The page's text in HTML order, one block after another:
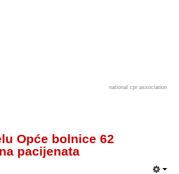
national cpr association
Opće bolnice 62
pacijenata